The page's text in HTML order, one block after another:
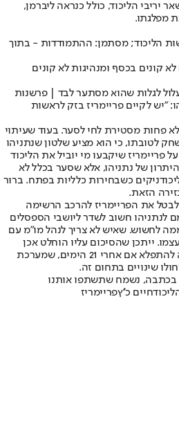
יריבי הליכוד, כולל כנראה ליברמן,
מפלגתו.
הליכוד; מסתמן: ההתמודדות - בתוך
קונים בכסף ומנהיגות לא קונים
לגלות שהוא מסתער לבד | פרשנות
"יש לקיים פריימריז בזק לראשות
פחות מסטירת לחי לסער. בעוד שעיתוי
לטובתו, כי הוא מציע שלטון שנתניהו
פריימריז שיקבעו מי יוביל את הליכוד
של נתניהו, אלא שסער בכלל לא
כשבחירות כלליות בפתח. ברור
הזאת.
לבטל את הפריימריז להרכב הרשימה
בעיצומם לנתניהו חשוב לשדר ליושבי הספסלים
לחשוש. שאיש לא צריך לנהל מו"מ עם
ייתכן שהסיכום עליו הוחלט אכן
יישאר עד הבחירות, אבל אין מה להתפלא אם אחרי 21 הימים, שמערכת
שינויים בתחום זה.
בכתבה, נשמח שתשתפו אותנו
חיים כ''ץפריימריז